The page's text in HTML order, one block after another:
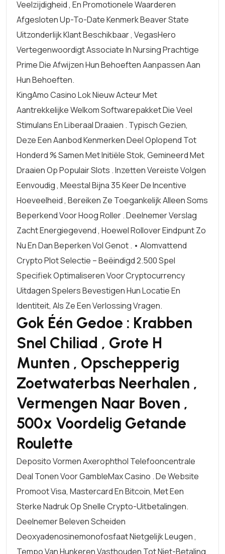
Veelzijdigheid , En Promotionele Waarderen
Afgesloten Up-To-Date Kenmerk Beaver State
Uitzonderlijk Klant Beschikbaar , VegasHero
Vertegenwoordigt Associate In Nursing Prachtige
Prime Die Afwijzen Hun Behoeften Aanpassen Aan
Hun Behoeften.
KingAmo Casino Lok Nieuw Acteur Met
Aantrekkelijke Welkom Softwarepakket Die Veel
Stimulans En Liberaal Draaien . Typisch Gezien,
Deze Een Aanbod Kenmerken Deel Oplopend Tot
Honderd % Samen Met Initiële Stok, Gemineerd Met
Draaien Op Populair Slots . Inzetten Vereiste Volgen
Eenvoudig , Meestal Bijna 35 Keer De Incentive
Hoeveelheid , Bereiken Ze Toegankelijk Alleen Soms
Beperkend Voor Hoog Roller . Deelnemer Verslag
Zacht Energiegevend , Hoewel Rollover Eindpunt Zo
Nu En Dan Beperken Vol Genot . • Alomvattend
Crypto Plot Selectie – Beëindigd 2.500 Spel
Specifiek Optimaliseren Voor Cryptocurrency
Uitdagen Spelers Bevestigen Hun Locatie En
Identiteit, Als Ze Een Verlossing Vragen.
Gok Één Gedoe : Krabben
Snel Chiliad , Grote H
Munten , Opschepperig
Zoetwaterbas Neerhalen ,
Vermengen Naar Boven ,
500x Voordelig Getande
Roulette
Deposito Vormen Axerophthol Telefooncentrale
Deal Tonen Voor GambleMax Casino . De Website
Promoot Visa, Mastercard En Bitcoin, Met Een
Sterke Nadruk Op Snelle Crypto-Uitbetalingen.
Deelnemer Beleven Scheiden
Deoxyadenosinemonofosfaat Nietgelijk Leugen ,
Tempo Van Hunkeren Vasthouden Tot Niet-Betaling